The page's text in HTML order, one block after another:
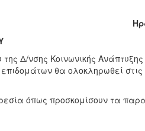
Δ/νσης Κοινωνικής
θα ολοκληρωθεί στις
όπως προσκομίσουν τα